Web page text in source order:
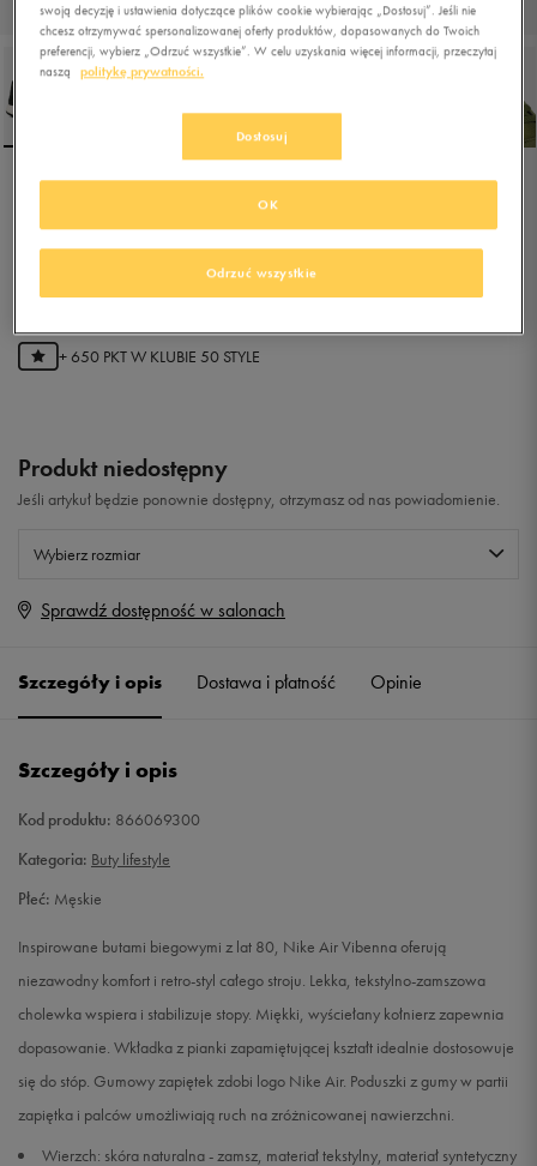
+ 650 PKT W KLUBIE 50 STYLE
Produkt niedostępny
Jeśli artykuł będzie ponownie dostępny, otrzymasz od nas powiadomienie.
Wybierz rozmiar
Rozmiary EU
42,5 27 cm
43
44 28 cm Powiadom o dostępności
28,5 cm
29 cm Powiadom o dostępności
45,5 29,5 cm Powiadom o dostępności
Sprawdź dostępność w salonach
Szczegóły i opis Dostawa i płatność Opinie
Szczegóły i opis
Kod produktu: 866069300
Kategoria: Buty lifestyle
Płeć: Męskie
Inspirowane butami biegowymi z lat 80, Nike Air Vibenna oferują
niezawodny komfort i retro-styl całego stroju. Lekka, tekstylno-zamszowa
cholewka wspiera i stabilizuje stopy. Miękki, wyściełany kołnierz zapewnia
dopasowanie. Wkładka z pianki zapamiętującej kształt idealnie dostosowuje
się do stóp. Gumowy zapiętek zdobi logo Nike Air. Poduszki z gumy w partii
zapiętka i palców umożliwiają ruch na zróżnicowanej nawierzchni.
Wierzch: skóra naturalna - zamsz, materiał tekstylny, materiał syntetyczny
swoją decyzję i ustawienia dotyczące plików cookie wybierając „Dostosuj”. Jeśli nie
chcesz otrzymywać spersonalizowanej oferty produktów, dopasowanych do Twoich
preferencji, wybierz „Odrzuć wszystkie”. W celu uzyskania więcej informacji, przeczytaj
naszą
politykę prywatności.
Dostosuj
Odrzuć wszystkie
OK